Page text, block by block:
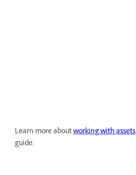
Learn more aboutworking with assets
guide.